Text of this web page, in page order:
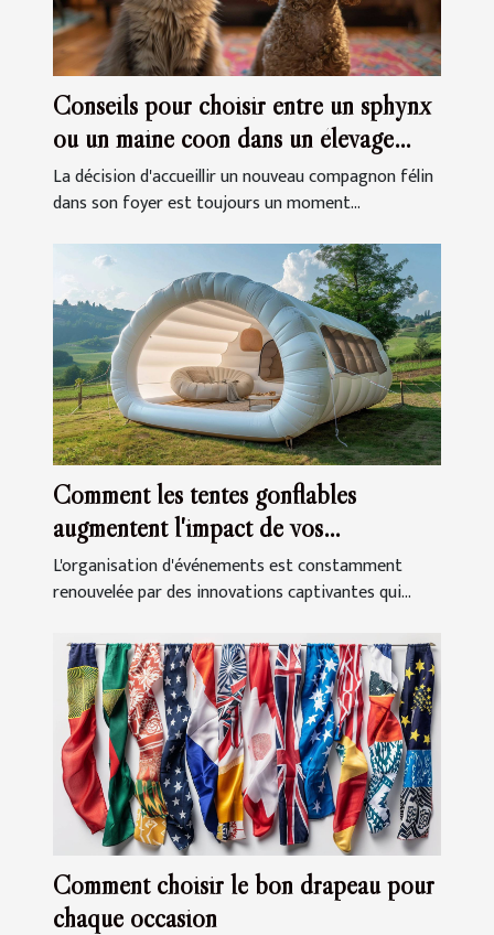
Conseils pour choisir entre un sphynx
ou un maine coon dans un élevage
familial
La décision d'accueillir un nouveau compagnon félin
dans son foyer est toujours un moment...
Comment les tentes gonflables
augmentent l'impact de vos
événements
L'organisation d'événements est constamment
renouvelée par des innovations captivantes qui...
Comment choisir le bon drapeau pour
chaque occasion